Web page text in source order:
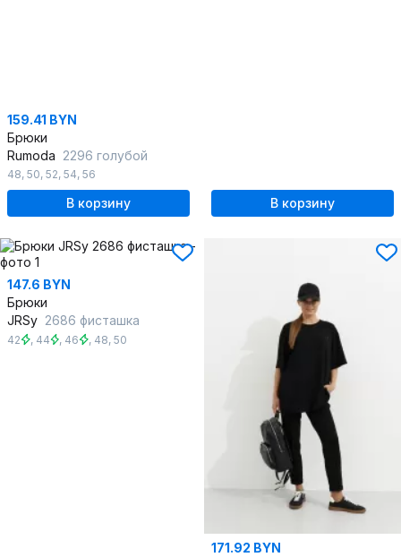
159.41 BYN
Брюки
Rumoda 2296 голубой
48, 50, 52, 54, 56
В корзину В корзину
147.6 BYN
Брюки
JRSy 2686 фисташка
42 , 44 , 46 , 48, 50
171.92 BYN